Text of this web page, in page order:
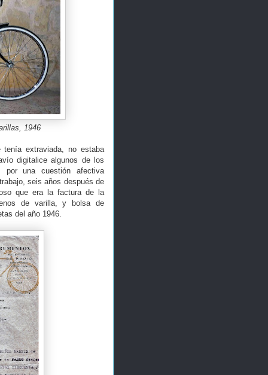
1946
extraviada, no estaba
digitalice algunos de los
por una cuestión afectiva
seis años después de
que era la factura de la
de varilla, y bolsa de
del año 1946.